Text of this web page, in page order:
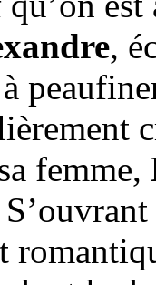
,
à
femme,